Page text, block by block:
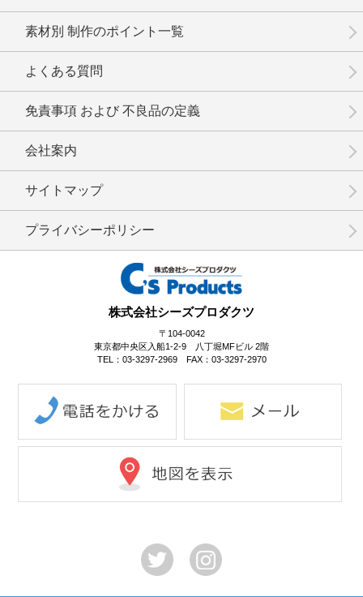
株式会社シーズプロダクツ
〒104-0042
東京都中央区入船1-2-9 八丁堀MFビル 2階
TEL：03-3297-2969 FAX：03-3297-2970
素材別 制作のポイント一覧
よくある質問
免責事項 および 不良品の定義
会社案内
サイトマップ
プライバシーポリシー